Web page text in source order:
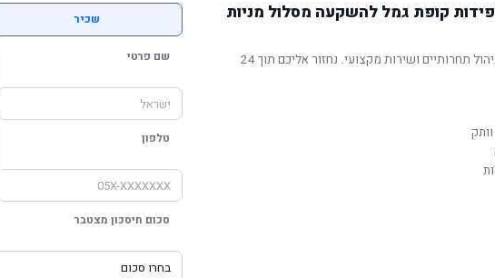
קופת גמל להשקעה מסלול מניות
תשואה מוכחת, דמי ניהול תחרותיים ושירות מקצועי. נחזור אליכם תוך 24
שכיר
שם פרטי
טלפון
סכום חיסכון מצטבר